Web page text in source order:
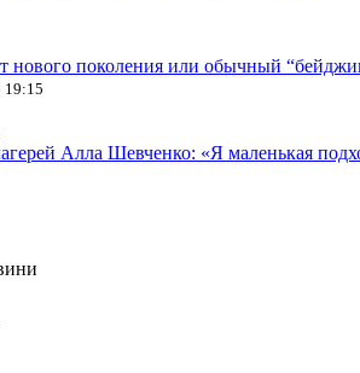
нового поколения или обычный
19:15
Алла Шевченко: «Я маленькая